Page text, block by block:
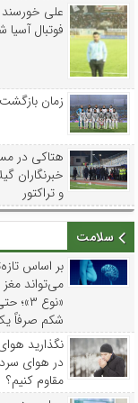
علی خورسند
فوتبال آسیا
زمان
هتاکی در
خبرنگاران
و تراکتور
سلامت
بر اساس
می‌تواند
«نوع
شکم صرفاً
نگذارید
در هوای
مقاوم کنیم؟